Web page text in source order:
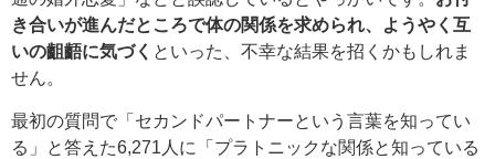
き合いが進んだところで体の関係を求められ、ようやく互
いの齟齬に気づく といった、不幸な結果を招くかもしれま
せん。
最初の質問で「セカンドパートナーという言葉を知ってい
る」と答えた6,271人に「プラトニックな関係と知っている